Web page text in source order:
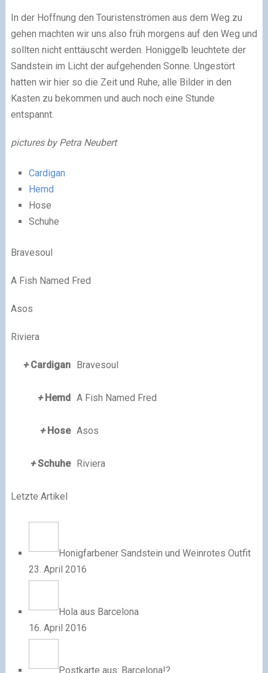
In der Hoffnung den Touristenströmen aus dem Weg zu
gehen machten wir uns also früh morgens auf den Weg und
sollten nicht enttäuscht werden. Honiggelb leuchtete der
Sandstein im Licht der aufgehenden Sonne. Ungestört
hatten wir hier so die Zeit und Ruhe, alle Bilder in den
Kasten zu bekommen und auch noch eine Stunde
entspannt.
pictures by Petra Neubert
Cardigan
Hemd
Hose
Schuhe
Bravesoul
A Fish Named Fred
Asos
Riviera
+ Cardigan Bravesoul
+ Hemd A Fish Named Fred
+ Hose Asos
+ Schuhe Riviera
Letzte Artikel
Honigfarbener Sandstein und Weinrotes Outfit
23. April 2016
Hola aus Barcelona
16. April 2016
Postkarte aus: Barcelona!?